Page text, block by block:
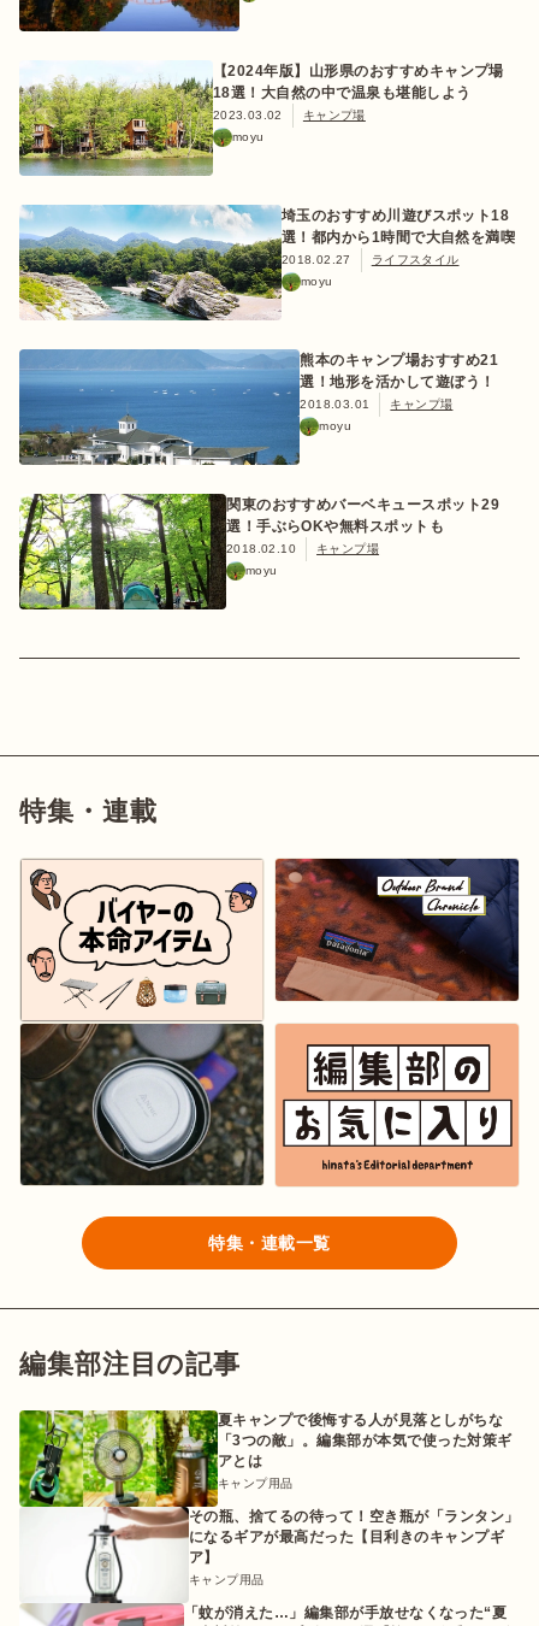
【2024年版】山形県のおすすめキャンプ場
18選！大自然の中で温泉も堪能しよう
2023.03.02
キャンプ場
moyu
埼玉のおすすめ川遊びスポット18
選！都内から1時間で大自然を満喫
2018.02.27
ライフスタイル
moyu
熊本のキャンプ場おすすめ21
選！地形を活かして遊ぼう！
2018.03.01
キャンプ場
moyu
関東のおすすめバーベキュースポット29
選！手ぶらOKや無料スポットも
2018.02.10
キャンプ場
moyu
特集・連載
特集・連載一覧
編集部注目の記事
夏キャンプで後悔する人が見落としがちな
「3つの敵」。編集部が本気で使った対策ギ
アとは
キャンプ用品
その瓶、捨てるの待って！空き瓶が「ランタン」
になるギアが最高だった【目利きのキャンプギ
ア】
キャンプ用品
「蚊が消えた…」編集部が手放せなくなった“夏
ログイン/会員登録
キャンプ場
レンタル
オンライン
ショップ